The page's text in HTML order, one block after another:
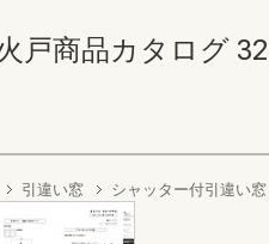
戸商品カタログ
引違い窓 シャッター付引違い窓